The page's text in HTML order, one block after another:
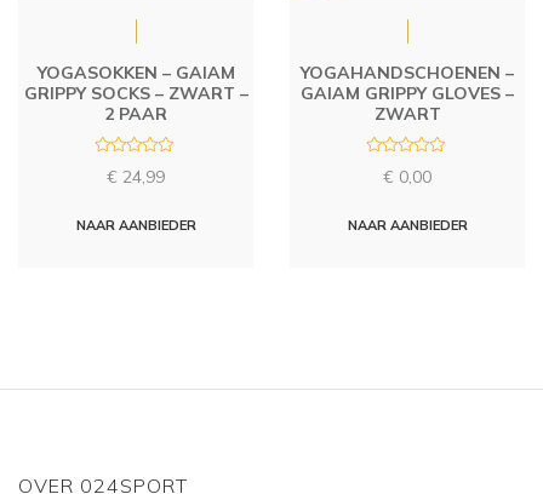
YOGASOKKEN – GAIAM
GRIPPY SOCKS – ZWART –
2 PAAR
d
€ 24,99
NAAR AANBIEDER
YOGAHANDSCHOENEN –
GAIAM GRIPPY GLOVES –
ZWART
d
€ 0,00
NAAR AANBIEDER
OVER 024SPORT